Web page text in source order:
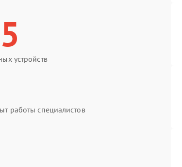
устройств
работы специалистов